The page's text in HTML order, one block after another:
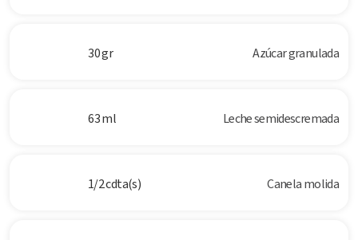
30 gr Azúcar granulada
63 ml Leche semidescremada
1/2 cdta(s) Canela molida